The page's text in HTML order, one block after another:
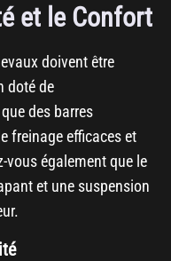
et le Confort
doivent être
doté de
des barres
freinage efficaces et
vous également que le
et une suspension